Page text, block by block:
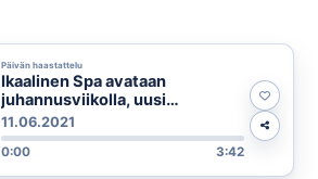
Päivän haastattelu
Ikaalinen Spa avataan
juhannusviikolla, uusi
ravintolapäällikkö Ulla
Ainassaari-Vuorinen kertoo
valmisteluista
11.06.2021
0:00 3:42